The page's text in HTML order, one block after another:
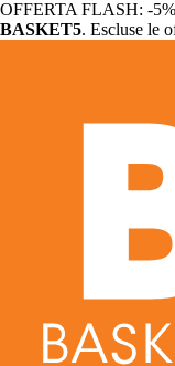
OFFERTA FLASH: -
BASKET5. Escluse le